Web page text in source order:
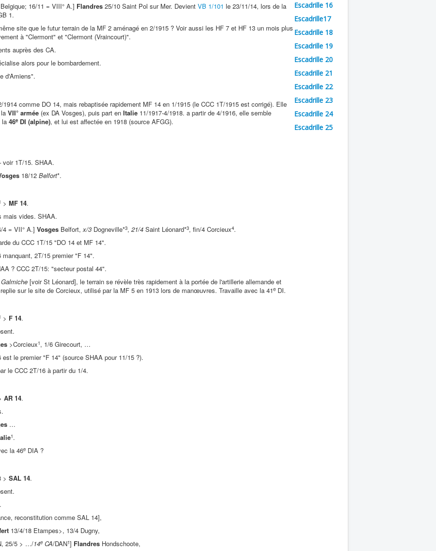
16/11 = VIII° A.] Flandres 25/10 Saint Pol sur Mer. Devient VB 1/101 le 23/11/14, lors de la
1.
site que le futur terrain de la MF 2 aménagé en 2/1915 ? Voir aussi les HF 7 et HF 13 un mois plus
à "Clermont" et "Clermont (Vraincourt)".
auprès des CA.
alors pour le bombardement.
d'Amiens".
1914 comme DO 14, mais rebaptisée rapidement MF 14 en 1/1915 (le CCC 1T/1915 est corrigé). Elle
VII° armée (ex DA Vosges), puis part en Italie 11/1917-4/1918. a partir de 4/1916, elle semble
la 46e DI (alpine), et lui est affectée en 1918 (source AFGG).
voir 1T/15. SHAA.
18/12 Belfort*.
> MF 14.
mais vides. SHAA.
4 = VII° A.] Vosges Belfort, x/3 Dogneville*3, 21/4 Saint Léonard*3, fin/4 Corcieux4.
du CCC 1T/15 "DO 14 et MF 14".
manquant, 2T/15 premier "F 14".
? CCC 2T/15: "secteur postal 44".
[voir St Léonard], le terrain se révèle très rapidement à la portée de l'artillerie allemande et
sur le site de Corcieux, utilisé par la MF 5 en 1913 lors de manœuvres. Travaille avec la 41e DI.
> F 14.
>Corcieux1, 1/6 Girecourt, …
est le premier "F 14" (source SHAA pour 11/15 ?).
le CCC 2T/16 à partir du 1/4.
AR 14.
…
1.
la 46e DIA ?
> SAL 14.
reconstitution comme SAL 14],
13/4/18 Etampes>, 13/4 Dugny,
25/5 > …/14e CA/DAN1] Flandres Hondschoote,
Escadrille 16
Escadrille17
Escadrille 18
Escadrille 19
Escadrille 20
Escadrille 21
Escadrille 22
Escadrille 23
Escadrille 24
Escadrille 25